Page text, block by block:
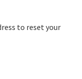
to reset your